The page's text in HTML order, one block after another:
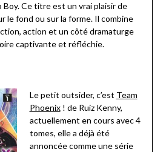
Ce titre est un vrai plaisir de
le fond ou sur la forme. Il combine
action et un côté dramaturge
captivante et réfléchie.
Le petit outsider, c’est Team
Phoenix! de Ruiz Kenny,
actuellement en cours avec 4
tomes, elle a déjà été
annoncée comme une série